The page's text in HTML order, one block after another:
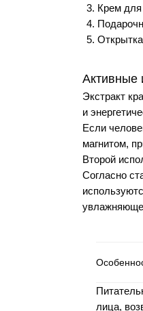
Крем
Открытка
Активные
Экстракт
и
Если
магнитом,
Второй
Согласно
лица,